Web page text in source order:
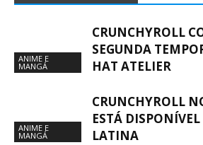
ANIME E
MANGÁ
CRUNCHYROLL
SEGUNDA
HAT ATELIER
ANIME E
MANGÁ
CRUNCHYROLL
ESTÁ
LATINA